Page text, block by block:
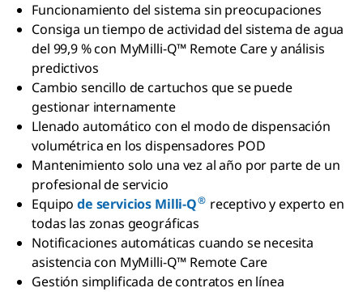
Funcionamiento del sistema sin preocupaciones
Consiga un tiempo de actividad del sistema de agua
del 99,9 % con MyMilli-Q™ Remote Care y análisis
predictivos
Cambio sencillo de cartuchos que se puede
gestionar internamente
Llenado automático con el modo de dispensación
volumétrica en los dispensadores POD
Mantenimiento solo una vez al año por parte de un
profesional de servicio
Equipode servicios Milli-Q® receptivo y experto en
todas las zonas geográficas
Notificaciones automáticas cuando se necesita
asistencia con MyMilli-Q™ Remote Care
Gestión simplificada de contratos en línea